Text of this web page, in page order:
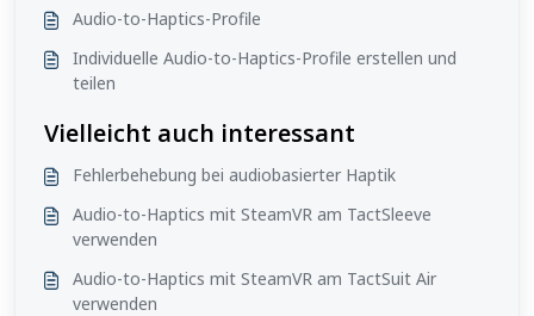
Audio-to-Haptics-Profile
Individuelle Audio-to-Haptics-Profile erstellen und
teilen
Vielleicht auch interessant
Fehlerbehebung bei audiobasierter Haptik
Audio-to-Haptics mit SteamVR am TactSleeve
verwenden
Audio-to-Haptics mit SteamVR am TactSuit Air
verwenden